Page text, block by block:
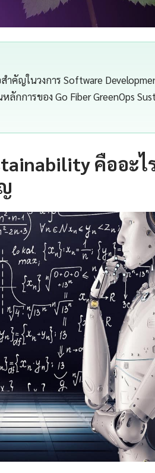
สำคัญในวงการ Software
กการของ Go Fiber GreenOps
คืออะ